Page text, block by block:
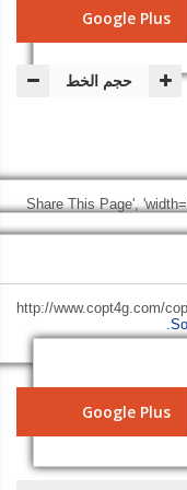
Google Plus
حجم الخط
Sorry,
', 'Share This Page',
+http://www.copt4g.com/
'Share This
Google Plus